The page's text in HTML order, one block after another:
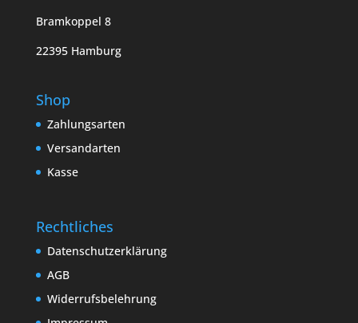
Bramkoppel 8
22395 Hamburg
Shop
Zahlungsarten
Versandarten
Kasse
Rechtliches
Datenschutzerklärung
AGB
Widerrufsbelehrung